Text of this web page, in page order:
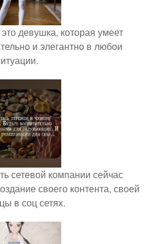
девушка, которая умеет
и элегантно в любои
сетевой компании сейчас
своего контента, своей
в соц сетях.